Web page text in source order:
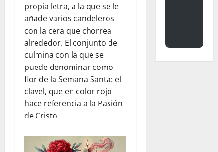
propia letra, a la que se le
añade varios candeleros
con la cera que chorrea
alrededor. El conjunto de
culmina con la que se
puede denominar como
flor de la Semana Santa: el
clavel, que en color rojo
hace referencia a la Pasión
de Cristo.